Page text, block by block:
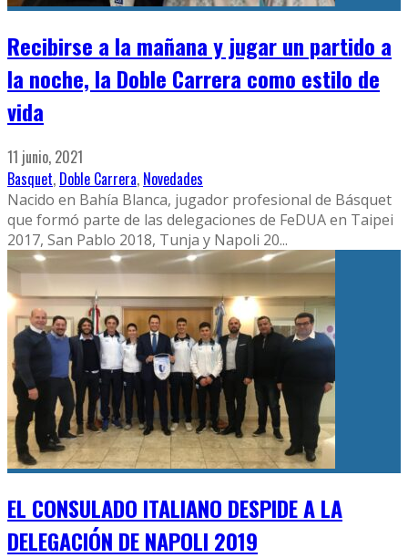
Recibirse a la mañana y jugar un partido a
la noche, la Doble Carrera como estilo de
vida
11 junio, 2021
Basquet, Doble Carrera, Novedades
Nacido en Bahía Blanca, jugador profesional de Básquet
que formó parte de las delegaciones de FeDUA en Taipei
2017, San Pablo 2018, Tunja y Napoli 20...
EL CONSULADO ITALIANO DESPIDE A LA
DELEGACIÓN DE NAPOLI 2019